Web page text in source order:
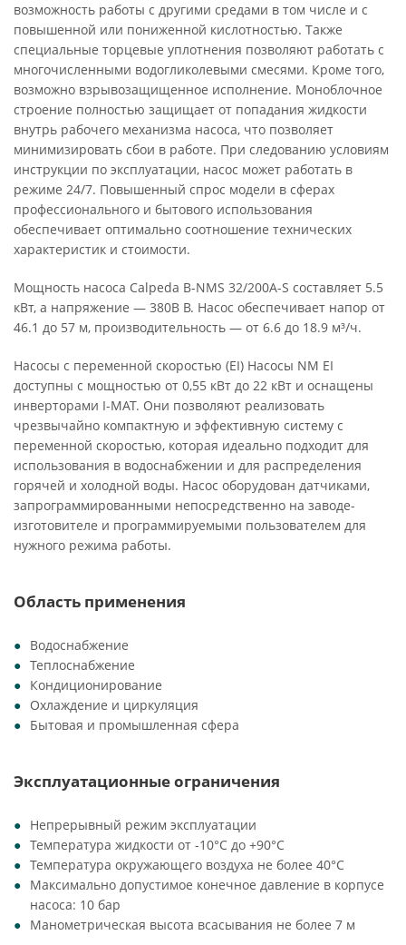
возможность работы с другими средами в том числе и с
повышенной или пониженной кислотностью. Также
специальные торцевые уплотнения позволяют работать с
многочисленными водогликолевыми смесями. Кроме того,
возможно взрывозащищенное исполнение. Моноблочное
строение полностью защищает от попадания жидкости
внутрь рабочего механизма насоса, что позволяет
минимизировать сбои в работе. При следованию условиям
инструкции по эксплуатации, насос может работать в
режиме 24/7. Повышенный спрос модели в сферах
профессионального и бытового использования
обеспечивает оптимально соотношение технических
характеристик и стоимости.
Мощность насоса Calpeda B-NMS 32/200A-S составляет 5.5
кВт, а напряжение — 380В В. Насос обеспечивает напор от
46.1 до 57 м, производительность — от 6.6 до 18.9 м³/ч.
Насосы с переменной скоростью (EI) Насосы NM EI
доступны с мощностью от 0,55 кВт до 22 кВт и оснащены
инверторами I-MAT. Они позволяют реализовать
чрезвычайно компактную и эффективную систему с
переменной скоростью, которая идеально подходит для
использования в водоснабжении и для распределения
горячей и холодной воды. Насос оборудован датчиками,
запрограммированными непосредственно на заводе-
изготовителе и программируемыми пользователем для
нужного режима работы.
Область применения
Водоснабжение
Теплоснабжение
Кондиционирование
Охлаждение и циркуляция
Бытовая и промышленная сфера
Эксплуатационные ограничения
Непрерывный режим эксплуатации
Температура жидкости от -10°C до +90°C
Температура окружающего воздуха не более 40°C
Максимально допустимое конечное давление в корпусе
насоса: 10 бар
Манометрическая высота всасывания не более 7 м